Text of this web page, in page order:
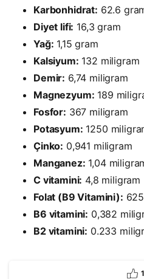
Karbonhidrat: 62.6
Diyet lifi: 16,3 gram
Yağ: 1,15 gram
Kalsiyum: 132 miligram
Demir: 6,74 miligram
Magnezyum: 189
Fosfor: 367 miligram
Potasyum: 1250
Çinko: 0,941 miligram
Manganez: 1,04
C vitamini: 4,8 miligram
Folat (B9 Vitamini):
B6 vitamini: 0,382
B2 vitamini: 0.233
1